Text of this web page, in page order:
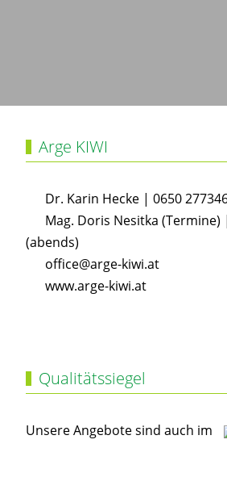
Arge KIWI
Dr. Karin Hecke | 0650
Mag. Doris Nesitka (Termine)
(abends)
office@arge-kiwi.at
www.arge-kiwi.at
Qualitätssiegel
Unsere Angebote sind auch im